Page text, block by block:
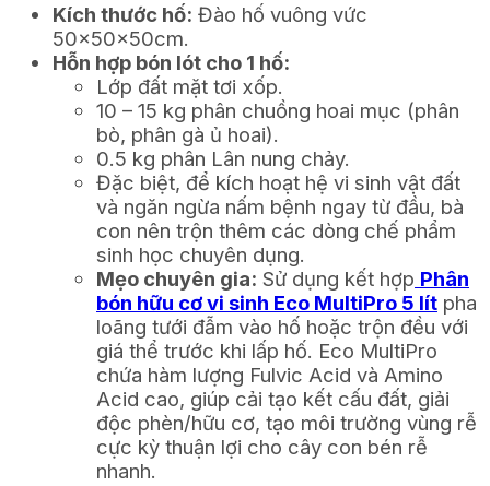
Kích thước hố: Đào hố vuông vức
50x50x50cm.
Hỗn hợp bón lót cho 1 hố:
Lớp đất mặt tơi xốp.
10 – 15 kg phân chuồng hoai mục (phân
bò, phân gà ủ hoai).
0.5 kg phân Lân nung chảy.
Đặc biệt, để kích hoạt hệ vi sinh vật đất
và ngăn ngừa nấm bệnh ngay từ đầu, bà
con nên trộn thêm các dòng chế phẩm
sinh học chuyên dụng.
Mẹo chuyên gia: Sử dụng kết hợp Phân
bón hữu cơ vi sinh Eco MultiPro 5 lít pha
loãng tưới đẫm vào hố hoặc trộn đều với
giá thể trước khi lấp hố. Eco MultiPro
chứa hàm lượng Fulvic Acid và Amino
Acid cao, giúp cải tạo kết cấu đất, giải
độc phèn/hữu cơ, tạo môi trường vùng rễ
cực kỳ thuận lợi cho cây con bén rễ
nhanh.